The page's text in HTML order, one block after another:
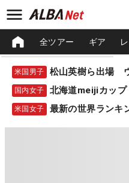
全ツアー ギア
米国男子
国内女子 北海道meijiカッ
米国女子 最新の世界ランキ